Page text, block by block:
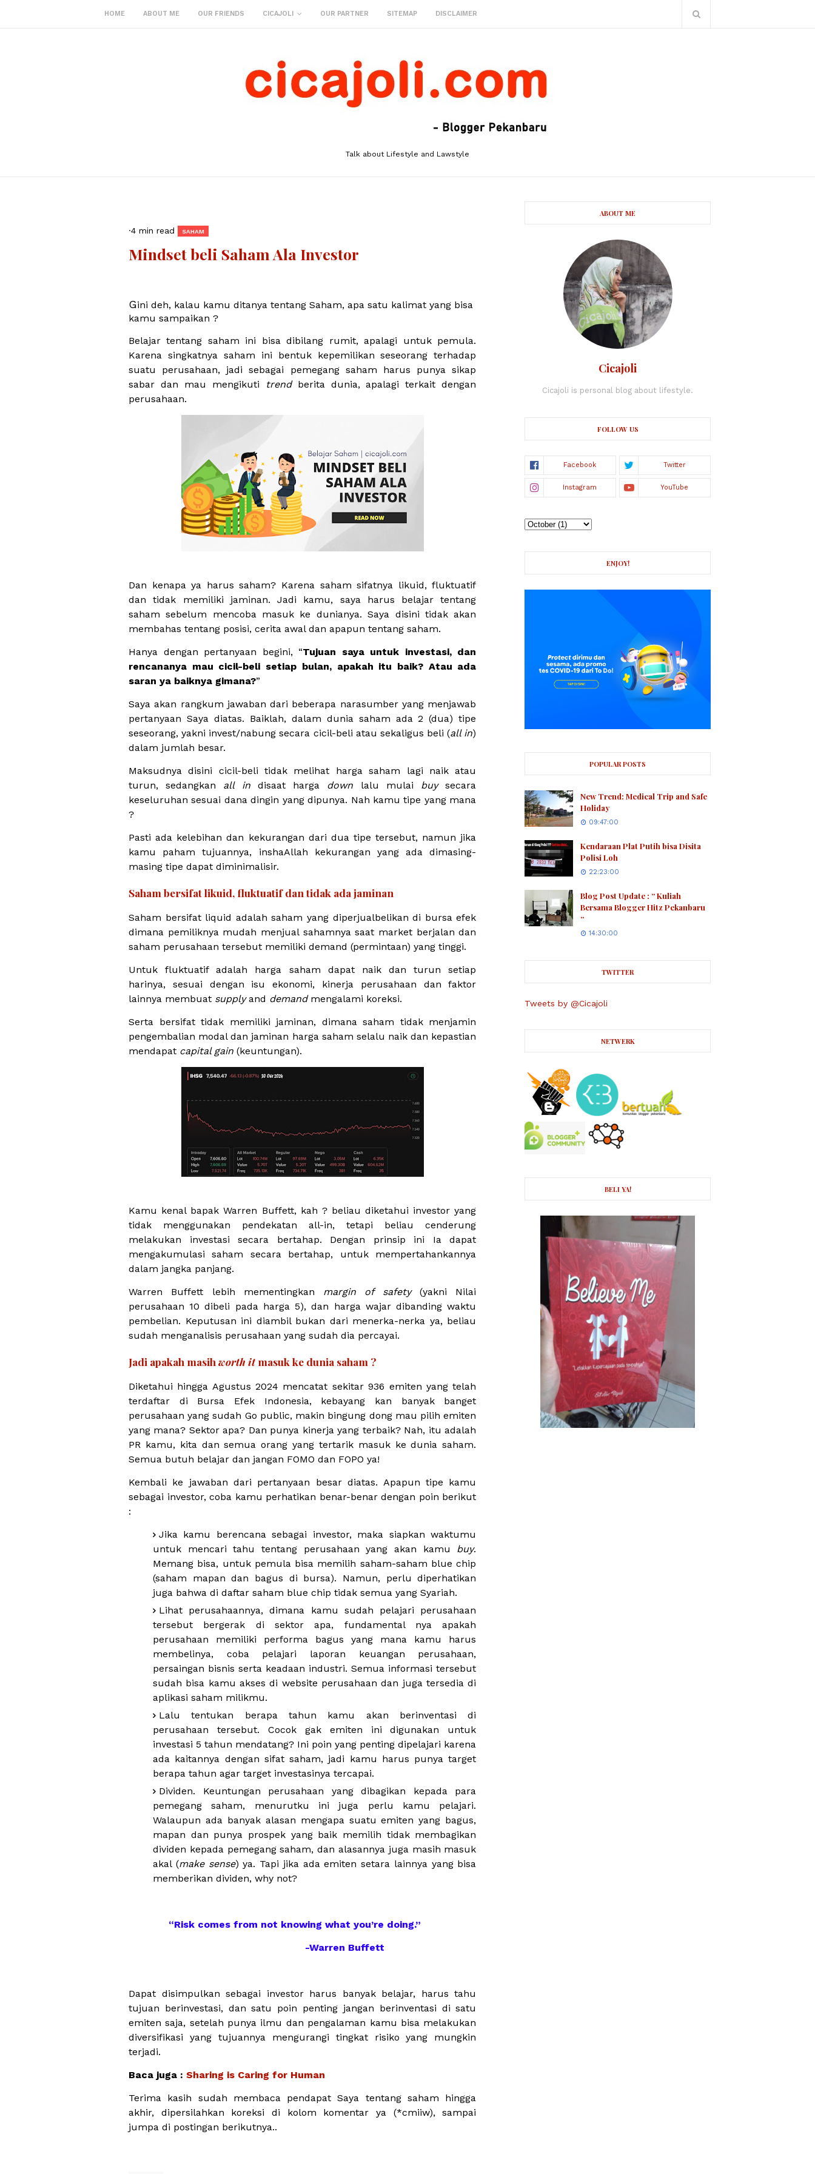
HOME ABOUT ME OUR FRIENDS CICAJOLI OUR PARTNER SITEMAP DISCLAIMER
Talk about Lifestyle and Lawstyle
·4 min read SAHAM
Mindset beli Saham Ala Investor
Gini deh, kalau kamu ditanya tentang Saham, apa satu kalimat yang bisa
kamu sampaikan ?
Belajar tentang saham ini bisa dibilang rumit, apalagi untuk pemula.
Karena singkatnya saham ini bentuk kepemilikan seseorang terhadap
suatu perusahaan, jadi sebagai pemegang saham harus punya sikap
sabar dan mau mengikuti
trendberita dunia, apalagi terkait dengan
perusahaan.
Dan kenapa ya harus saham? Karena saham sifatnya likuid, fluktuatif
dan tidak memiliki jaminan. Jadi kamu, saya harus belajar tentang
saham sebelum mencoba masuk ke dunianya. Saya disini tidak akan
membahas tentang posisi, cerita awal dan apapun tentang saham.
Hanya dengan pertanyaan begini, “Tujuan saya untuk investasi, dan
rencananya mau cicil-beli setiap bulan, apakah itu baik? Atau ada
saran ya baiknya gimana?”
Saya akan rangkum jawaban dari beberapa narasumber yang menjawab
pertanyaan Saya diatas. Baiklah, dalam dunia saham ada 2 (dua) tipe
seseorang, yakni invest/nabung secara cicil-beli atau sekaligus beli (all in)
dalam jumlah besar.
Maksudnya disini cicil-beli tidak melihat harga saham lagi naik atau
turun, sedangkan all indisaat harga down lalu mulai buysecara
keseluruhan sesuai dana dingin yang dipunya. Nah kamu tipe yang mana
?
Pasti ada kelebihan dan kekurangan dari dua tipe tersebut, namun jika
kamu paham tujuannya, inshaAllah kekurangan yang ada dimasing-
masing tipe dapat diminimalisir.
Saham bersifat likuid, fluktuatif dan tidak ada jaminan
Saham bersifat liquid adalah saham yang diperjualbelikan di bursa efek
dimana pemiliknya mudah menjual sahamnya saat market berjalan dan
saham perusahaan tersebut memiliki demand (permintaan) yang tinggi.
Untuk fluktuatif adalah harga saham dapat naik dan turun setiap
harinya, sesuai dengan isu ekonomi, kinerja perusahaan dan faktor
lainnya membuat supplyand demandmengalami koreksi.
Serta bersifat tidak memiliki jaminan, dimana saham tidak menjamin
pengembalian modal dan jaminan harga saham selalu naik dan kepastian
mendapat capital gain (keuntungan).
Kamu kenal bapak Warren Buffett, kah ? beliau diketahui investor yang
tidak menggunakan pendekatan all-in, tetapi beliau cenderung
melakukan investasi secara bertahap. Dengan prinsip ini Ia dapat
mengakumulasi saham secara bertahap, untuk mempertahankannya
dalam jangka panjang.
Warren Buffett lebih mementingkan margin of safety(yakni Nilai
perusahaan 10 dibeli pada harga 5), dan harga wajar dibanding waktu
pembelian. Keputusan ini diambil bukan dari menerka-nerka ya, beliau
sudah menganalisis perusahaan yang sudah dia percayai.
Jadi apakah masih worth itmasuk ke dunia saham ?
Diketahui hingga Agustus 2024 mencatat sekitar 936 emiten yang telah
terdaftar di Bursa Efek Indonesia, kebayang kan banyak banget
perusahaan yang sudah Go public, makin bingung dong mau pilih emiten
yang mana? Sektor apa? Dan punya kinerja yang terbaik? Nah, itu adalah
PR kamu, kita dan semua orang yang tertarik masuk ke dunia saham.
Semua butuh belajar dan jangan FOMO dan FOPO ya!
Kembali ke jawaban dari pertanyaan besar diatas. Apapun tipe kamu
sebagai investor, coba kamu perhatikan benar-benar dengan poin berikut
:
Jika kamu berencana sebagai investor, maka siapkan waktumu
untuk mencari tahu tentang perusahaan yang akan kamu buy.
Memang bisa, untuk pemula bisa memilih saham-saham blue chip
(saham mapan dan bagus di bursa). Namun, perlu diperhatikan
juga bahwa di daftar saham blue chip tidak semua yang Syariah.
Lihat perusahaannya, dimana kamu sudah pelajari perusahaan
tersebut bergerak di sektor apa, fundamental nya apakah
perusahaan memiliki performa bagus yang mana kamu harus
membelinya, coba pelajari laporan keuangan perusahaan,
persaingan bisnis serta keadaan industri. Semua informasi tersebut
sudah bisa kamu akses di website perusahaan dan juga tersedia di
aplikasi saham milikmu.
Lalu tentukan berapa tahun kamu akan berinventasi di
perusahaan tersebut. Cocok gak emiten ini digunakan untuk
investasi 5 tahun mendatang? Ini poin yang penting dipelajari karena
ada kaitannya dengan sifat saham, jadi kamu harus punya target
berapa tahun agar target investasinya tercapai.
Dividen. Keuntungan perusahaan yang dibagikan kepada para
pemegang saham, menurutku ini juga perlu kamu pelajari.
Walaupun ada banyak alasan mengapa suatu emiten yang bagus,
mapan dan punya prospek yang baik memilih tidak membagikan
dividen kepada pemegang saham, dan alasannya juga masih masuk
akal (make sense) ya. Tapi jika ada emiten setara lainnya yang bisa
memberikan dividen, why not?
“Risk comes from not knowing what you’re doing.”
-Warren Buffett
Dapat disimpulkan sebagai investor harus banyak belajar, harus tahu
tujuan berinvestasi, dan satu poin penting jangan berinventasi di satu
emiten saja, setelah punya ilmu dan pengalaman kamu bisa melakukan
diversifikasi yang tujuannya mengurangi tingkat risiko yang mungkin
terjadi.
Baca juga : Sharing is Caring for Human
Terima kasih sudah membaca pendapat Saya tentang saham hingga
akhir, dipersilahkan koreksi di kolom komentar ya (*cmiiw), sampai
jumpa di postingan berikutnya..
ABOUT ME
Cicajoli
Cicajoli is personal blog about lifestyle.
FOLLOW US
ENJOY!
POPULAR POSTS
New Trend: Medical Trip and Safe
Holiday
09:47:00
Kendaraan Plat Putih bisa Disita
Polisi Loh
22:23:00
Blog Post Update : “ Kuliah
Bersama Blogger Hitz Pekanbaru
“
14:30:00
TWITTER
Tweets by @Cicajoli
NETWERK
BELI YA!